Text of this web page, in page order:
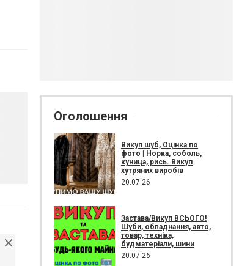
Оголошення
Викуп шуб, Оцінка по
фото | Норка, соболь,
куница, рись. Викуп
хутряних виробів
20.07.26
Застава/Викуп ВСЬОГО!
Шуби, обладнання, авто,
товар, техніка,
будматеріали, шини
20.07.26